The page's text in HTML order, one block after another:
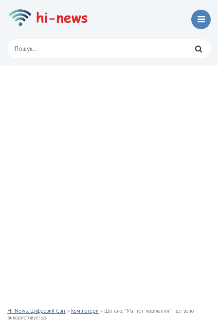
Hi-News: Цифровий Світ » Компютери » Що таке "Магнет-посилання" і де воно
використовується